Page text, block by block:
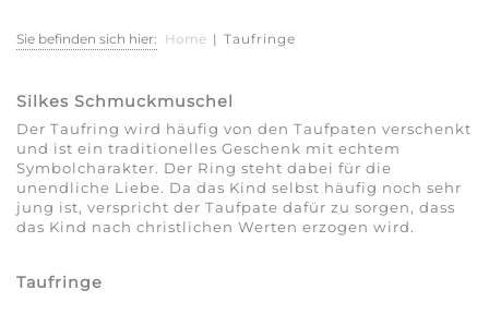
Sie befinden sich hier: Home | Taufringe
Silkes Schmuckmuschel
Der Taufring wird häufig von den Taufpaten verschenkt
und ist ein traditionelles Geschenk mit echtem
Symbolcharakter. Der Ring steht dabei für die
unendliche Liebe. Da das Kind selbst häufig noch sehr
jung ist, verspricht der Taufpate dafür zu sorgen, dass
das Kind nach christlichen Werten erzogen wird.
Taufringe